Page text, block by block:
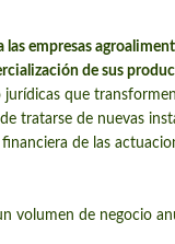
empresas
de sus
jurídicas que
tratarse de nuevas
de las
volumen de negocio